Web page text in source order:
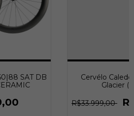
SAT DB
Cervélo
Glacier
R$33.999,00